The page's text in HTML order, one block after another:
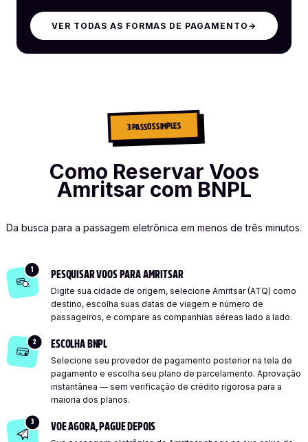
VER TODAS AS FORMAS DE PAGAMENTO →
3 PASSOS SIMPLES
Como Reservar Voos
Amritsar com BNPL
Da busca para a passagem eletrônica em menos de três minutos.
1 PESQUISAR VOOS PARA AMRITSAR
Digite sua cidade de origem, selecione Amritsar (ATQ) como
destino, escolha suas datas de viagem e número de
passageiros, e compare as companhias aéreas lado a lado.
2 ESCOLHA BNPL
Selecione seu provedor de pagamento posterior na tela de
pagamento e escolha seu plano de parcelamento. Aprovação
instantânea — sem verificação de crédito rigorosa para a
maioria dos planos.
3 VOE AGORA, PAGUE DEPOIS